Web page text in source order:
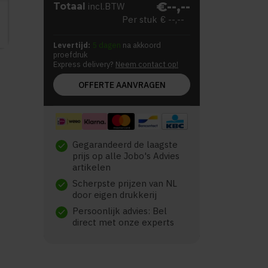
Totaal incl.BTW €--,--
Per stuk € --,--
Levertijd: 5 dagen na akkoord
proefdruk
Express delivery? Neem contact op!
OFFERTE AANVRAGEN
check Gegarandeerd de laagste
prijs op alle Jobo's Advies
artikelen
check Scherpste prijzen van NL
door eigen drukkerij
check
Persoonlijk advies: Bel
direct met onze experts